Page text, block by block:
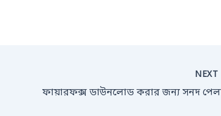
NEXT
ফায়ারফক্স ডাউনলোড করার জন্য সনদ